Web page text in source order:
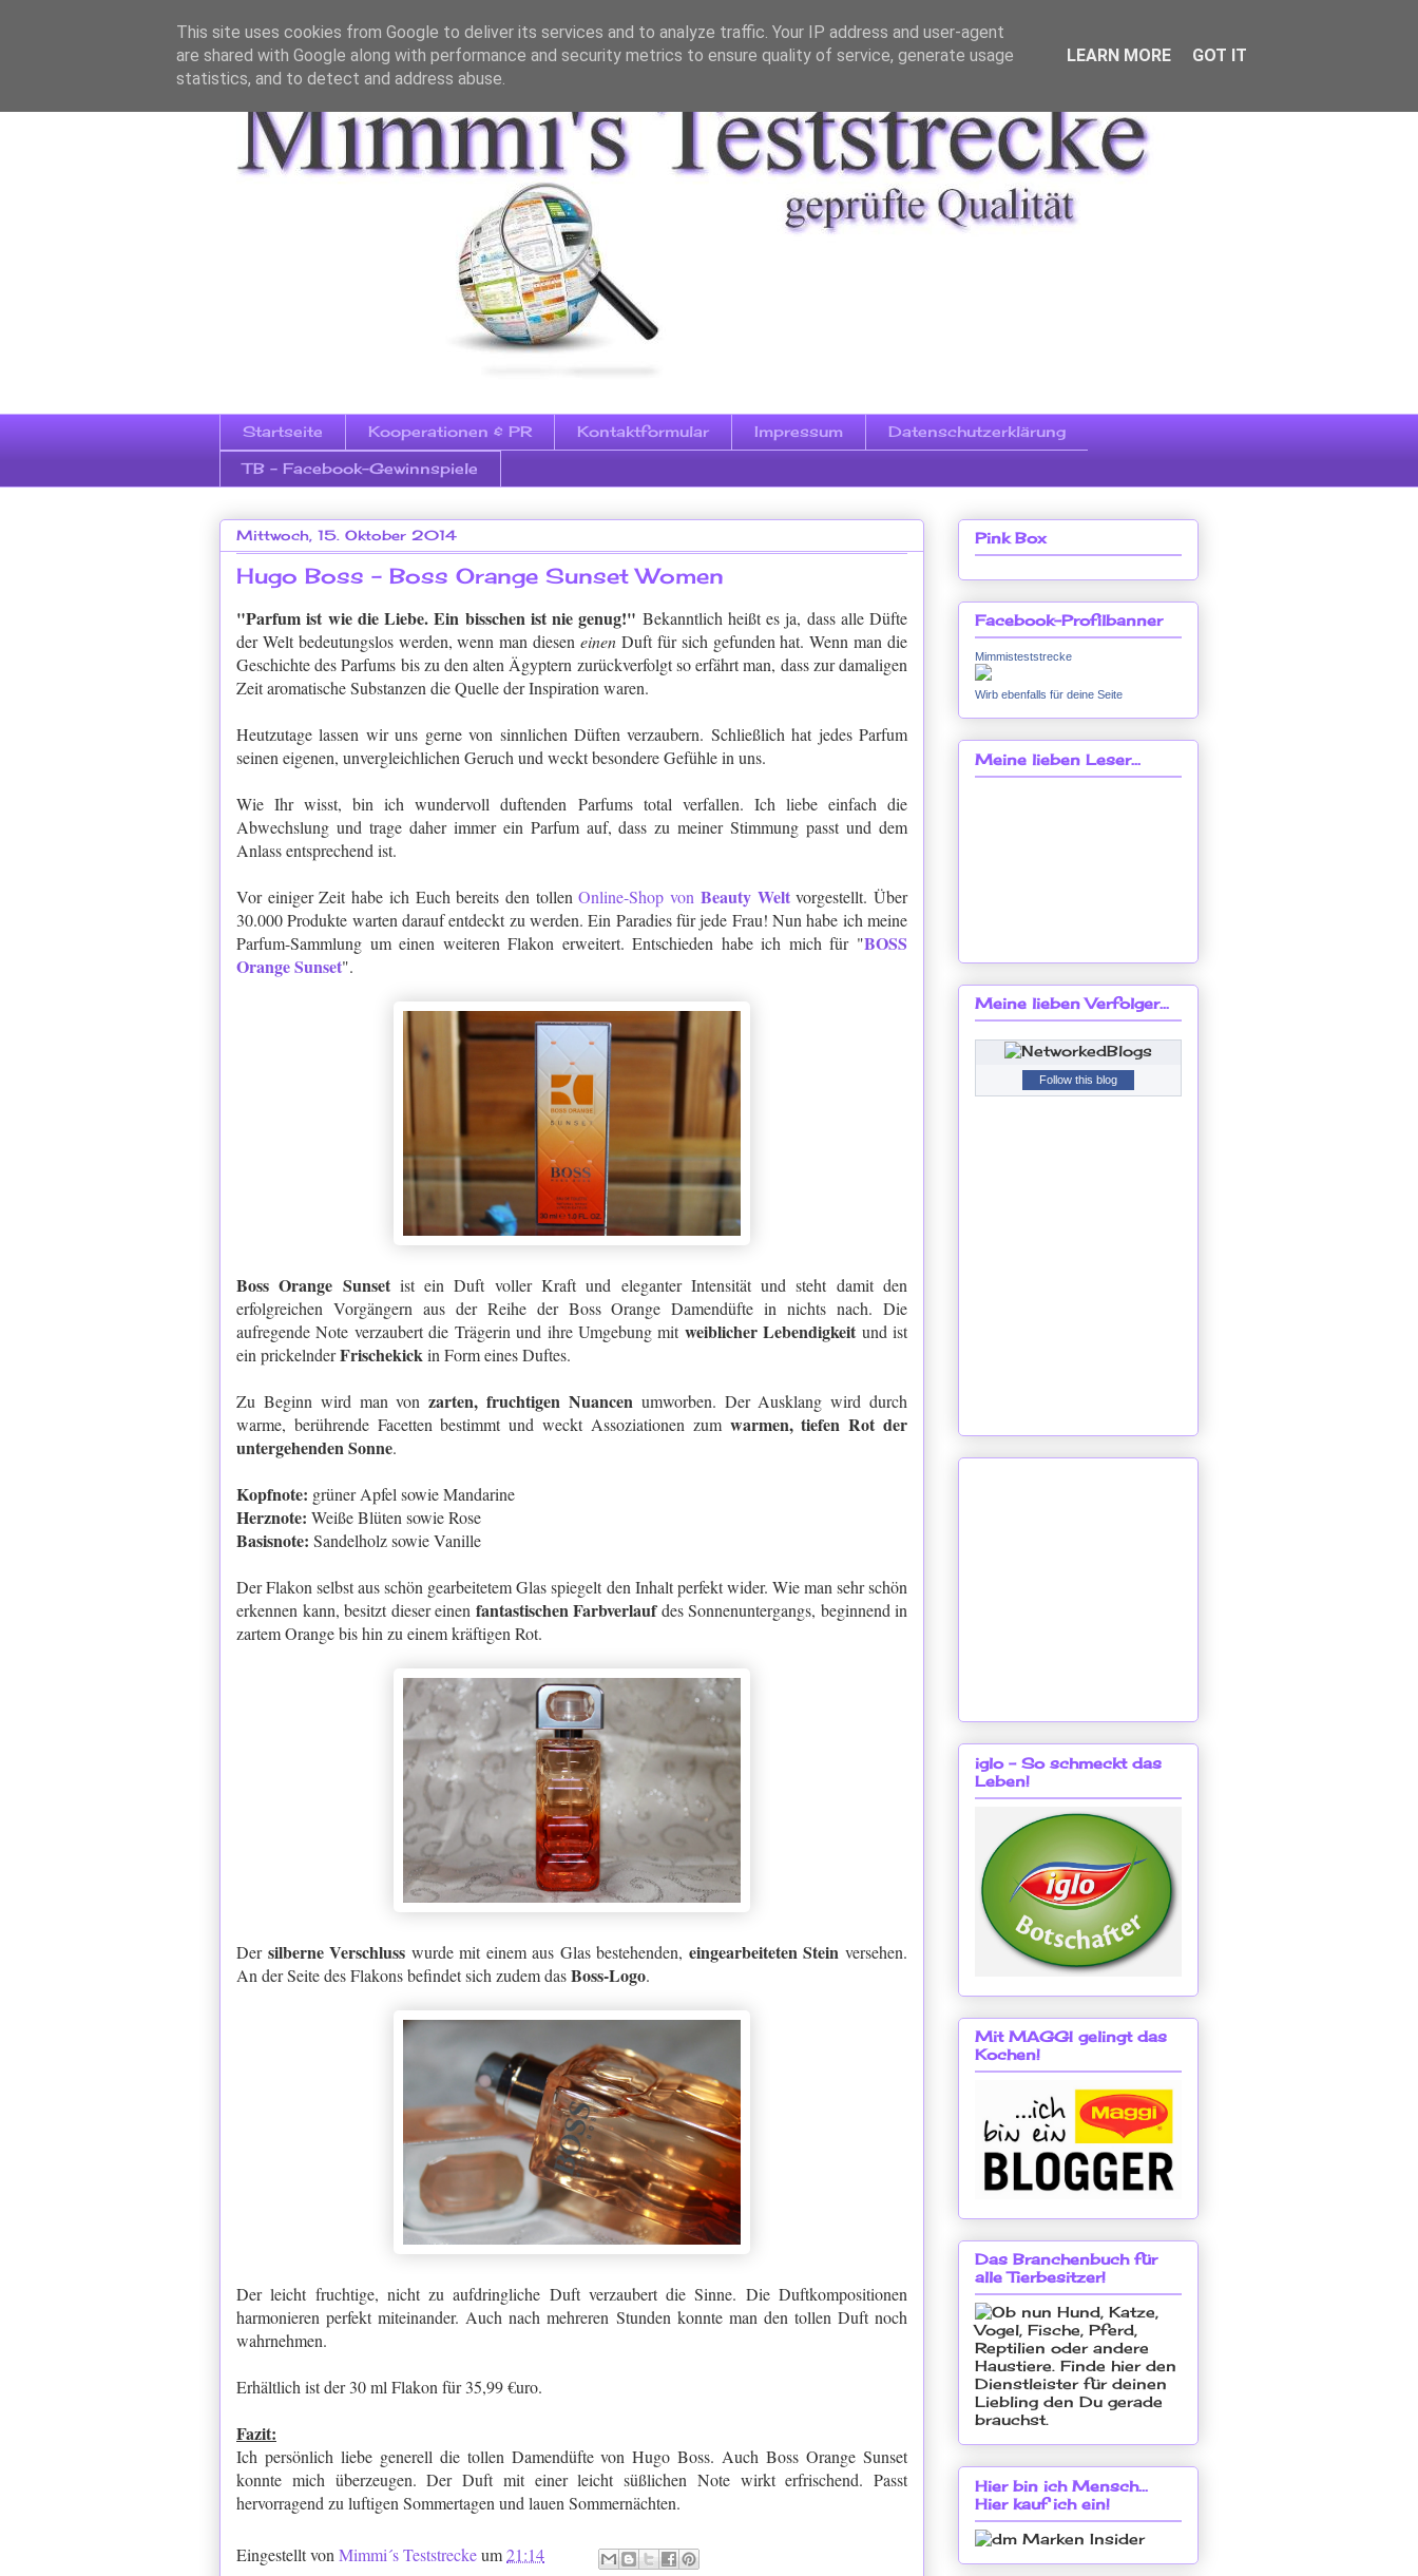
Startseite Kooperationen & PR Kontaktformular Impressum Datenschutzerklärung
TB - Facebook-Gewinnspiele
Mittwoch, 15. Oktober 2014
Hugo Boss - Boss Orange Sunset Women
"Parfum ist wie die Liebe. Ein bisschen ist nie genug!" Bekanntlich heißt es ja, dass alle Düfte
der Welt bedeutungslos werden, wenn man dieseneinen Duft für sich gefunden hat. Wenn man die
Geschichte des Parfums bis zu den alten Ägyptern zurückverfolgt so erfährt man, dass zur damaligen
Zeit aromatische Substanzen die Quelle der Inspiration waren.
Heutzutage lassen wir uns gerne von sinnlichen Düften verzaubern. Schließlich hat jedes Parfum
seinen eigenen, unvergleichlichen Geruch und weckt besondere Gefühle in uns.
Wie Ihr wisst, bin ich wundervoll duftenden Parfums total verfallen. Ich liebe einfach die
Abwechslung und trage daher immer ein Parfum auf, dass zu meiner Stimmung passt und dem
Anlass entsprechend ist.
Vor einiger Zeit habe ich Euch bereits den tollenOnline-Shop von Beauty Weltvorgestellt. Über
30.000 Produkte warten darauf entdeckt zu werden. Ein Paradies für jede Frau! Nun habe ich meine
Parfum-Sammlung um einen weiteren Flakon erweitert. Entschieden habe ich mich für "BOSS
Orange Sunset".
Boss Orange Sunsetist ein Duft voller Kraft und eleganter Intensität und steht damit den
erfolgreichen Vorgängern aus der Reihe der Boss Orange Damendüfte in nichts nach. Die
aufregende Note verzaubert die Trägerin und ihre Umgebung mit weiblicher Lebendigkeit und ist
ein prickelnderFrischekick in Form eines Duftes.
Zu Beginn wird man vonzarten, fruchtigen Nuancen umworben. Der Ausklang wird durch
warme, berührende Facetten bestimmt und weckt Assoziationen zum warmen, tiefen Rot der
untergehenden Sonne.
Kopfnote: grüner Apfel sowie Mandarine
Herznote: Weiße Blüten sowie Rose
Basisnote: Sandelholz sowie Vanille
Der Flakon selbst aus schön gearbeitetem Glas spiegelt den Inhalt perfekt wider. Wie man sehr schön
erkennen kann, besitzt dieser einen fantastischen Farbverlaufdes Sonnenuntergangs, beginnend in
zartem Orange bis hin zu einem kräftigen Rot.
Der silberne Verschluss wurde mit einem aus Glas bestehenden, eingearbeiteten Stein versehen.
An der Seite des Flakons befindet sich zudem dasBoss-Logo.
Der leicht fruchtige, nicht zu aufdringliche Duft verzaubert die Sinne. Die Duftkompositionen
harmonieren perfekt miteinander. Auch nach mehreren Stunden konnte man den tollen Duft noch
wahrnehmen.
Erhältlich ist der 30 ml Flakon für 35,99 €uro.
Fazit:
Ich persönlich liebe generell die tollen Damendüfte von Hugo Boss. Auch Boss Orange Sunset
konnte mich überzeugen. Der Duft mit einer leicht süßlichen Note wirkt erfrischend. Passt
hervorragend zu luftigen Sommertagen und lauen Sommernächten.
Eingestellt von Mimmi´s Teststreckeum21:14
Pink Box
Facebook-Profilbanner
Mimmisteststrecke
Wirb ebenfalls für deine Seite
Meine lieben Leser...
Meine lieben Verfolger...
Follow this blog
iglo - So schmeckt das
Leben!
Mit MAGGI gelingt das
Kochen!
Das Branchenbuch für
alle Tierbesitzer!
Hier bin ich Mensch...
Hier kauf ich ein!
This site uses cookies from Google to deliver its services and to analyze traffic. Your IP address and user-agent
are shared with Google along with performance and security metrics to ensure quality of service, generate usage
statistics, and to detect and address abuse.
LEARN MORE GOT IT